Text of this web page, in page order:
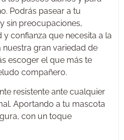
Podrás pasear a tu
sin preocupaciones,
confianza que necesita a la
nuestra gran variedad de
escoger el que más te
compañero.
resistente ante cualquier
Aportando a tu mascota
con un toque